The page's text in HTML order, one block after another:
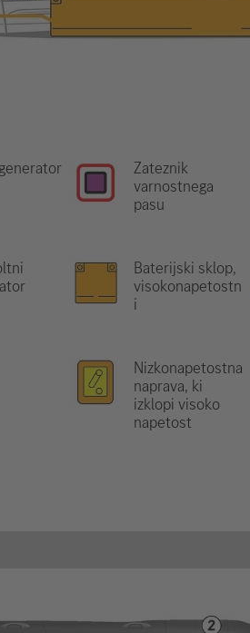
Zateznik
varnostnega
pasu
Baterijski sklop,
visokonapetostn
i
Nizkonapetostna
naprava, ki
izklopi visoko
napetost